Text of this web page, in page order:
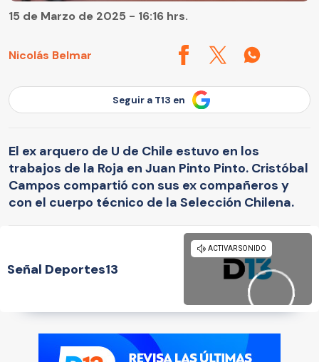
Nicolás Belmar
15 de Marzo de 2025 - 16:16 hrs.
Seguir a T13 en
El ex arquero de U de Chile estuvo en los
trabajos de la Roja en Juan Pinto Pinto. Cristóbal
Campos compartió con sus ex compañeros y
con el cuerpo técnico de la Selección Chilena.
Señal Deportes13